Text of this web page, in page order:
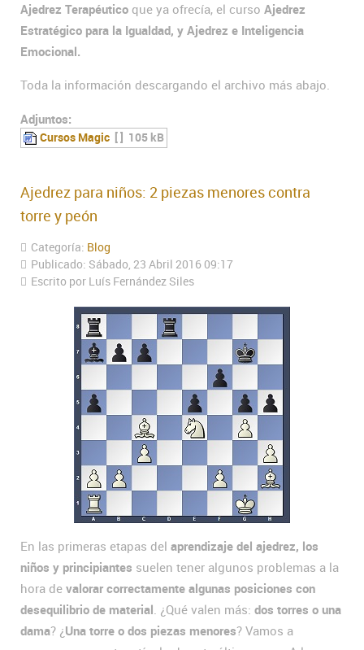
Ajedrez Terapéutico que ya ofrecía, el curso Ajedrez
Estratégico para la Igualdad, y Ajedrez e Inteligencia
Emocional.
Toda la información descargando el archivo más abajo.
Adjuntos:
Cursos Magic [ ] 105 kB
Ajedrez para niños: 2 piezas menores contra
torre y peón
Categoría: Blog
Publicado: Sábado, 23 Abril 2016 09:17
Escrito por Luís Fernández Siles
En las primeras etapas del aprendizaje del ajedrez, los
niños y principiantes suelen tener algunos problemas a la
hora de valorar correctamente algunas posiciones con
desequilibrio de material . ¿Qué valen más: dos torres o una
dama? ¿Una torre o dos piezas menores? Vamos a